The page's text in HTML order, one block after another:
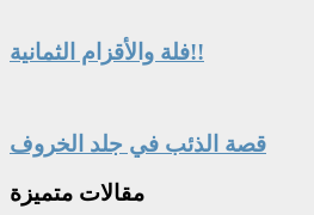
فلة والأقزام الثمانية!!
قصة الذئب في جلد الخروف
مقالات متميزة